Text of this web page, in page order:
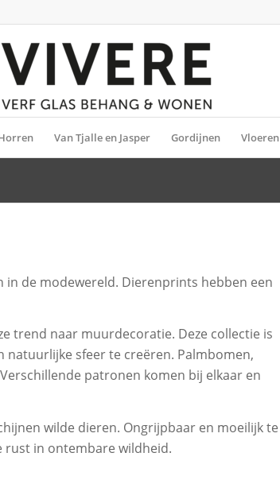
Van Tjalle en Jasper Gordijnen Vloeren
de modewereld. Dierenprints hebben een
trend naar muurdecoratie. Deze collectie is
natuurlijke sfeer te creëren. Palmbomen,
patronen komen bij elkaar en
wilde dieren. Ongrijpbaar en moeilijk te
rust in ontembare wildheid.